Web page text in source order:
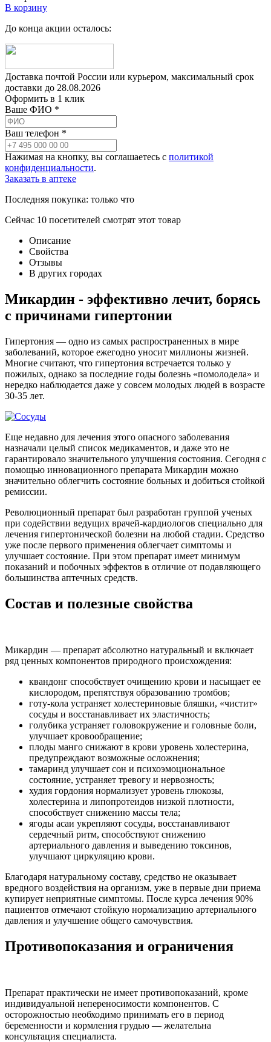
В корзину
До конца акции осталось:
Доставка почтой России или курьером, максимальный срок
доставки до 28.08.2026
Оформить в 1 клик
Ваше ФИО *
Ваш телефон *
Нажимая на кнопку, вы соглашаетесь с политикой
конфиденциальности.
Заказать в аптеке
Последняя покупка: только что
Сейчас 10 посетителей смотрят этот товар
Описание
Свойства
Отзывы
В других городах
Микардин - эффективно лечит, борясь
с причинами гипертонии
Гипертония — одно из самых распространенных в мире
заболеваний, которое ежегодно уносит миллионы жизней.
Многие считают, что гипертония встречается только у
пожилых, однако за последние годы болезнь «помолодела» и
нередко наблюдается даже у совсем молодых людей в возрасте
30-35 лет.
Еще недавно для лечения этого опасного заболевания
назначали целый список медикаментов, и даже это не
гарантировало значительного улучшения состояния. Сегодня с
помощью инновационного препарата Микардин можно
значительно облегчить состояние больных и добиться стойкой
ремиссии.
Революционный препарат был разработан группой ученых
при содействии ведущих врачей-кардиологов специально для
лечения гипертонической болезни на любой стадии. Средство
уже после первого применения облегчает симптомы и
улучшает состояние. При этом препарат имеет минимум
показаний и побочных эффектов в отличие от подавляющего
большинства аптечных средств.
Состав и полезные свойства
Микардин — препарат абсолютно натуральный и включает
ряд ценных компонентов природного происхождения:
квандонг способствует очищению крови и насыщает ее
кислородом, препятствуя образованию тромбов;
готу-кола устраняет холестериновые бляшки, «чистит»
сосуды и восстанавливает их эластичность;
голубика устраняет головокружение и головные боли,
улучшает кровообращение;
плоды манго снижают в крови уровень холестерина,
предупреждают возможные осложнения;
тамаринд улучшает сон и психоэмоциональное
состояние, устраняет тревогу и нервозность;
худия гордония нормализует уровень глюкозы,
холестерина и липопротеидов низкой плотности,
способствует снижению массы тела;
ягоды асаи укрепляют сосуды, восстанавливают
сердечный ритм, способствуют снижению
артериального давления и выведению токсинов,
улучшают циркуляцию крови.
Благодаря натуральному составу, средство не оказывает
вредного воздействия на организм, уже в первые дни приема
купирует неприятные симптомы. После курса лечения 90%
пациентов отмечают стойкую нормализацию артериального
давления и улучшение общего самочувствия.
Противопоказания и ограничения
Препарат практически не имеет противопоказаний, кроме
индивидуальной непереносимости компонентов. С
осторожностью необходимо принимать его в период
беременности и кормления грудью — желательна
консультация специалиста.